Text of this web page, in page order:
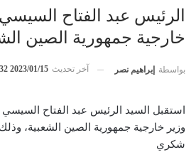
الرئيس عبد الفتاح
خارجية جمهورية الصين
بواسطة إبراهيم نصر آخر تحديث 2023/01/15 at 11:32 مساءً
استقبل السيد الرئيس عبد الفتاح السيسي
وزير خارجية جمهورية الصين الشعبية،
شكري